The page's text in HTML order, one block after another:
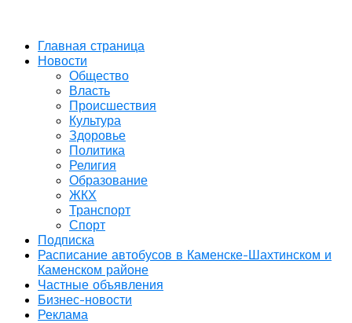
Главная страница
Новости
Общество
Власть
Происшествия
Культура
Здоровье
Политика
Религия
Образование
ЖКХ
Транспорт
Спорт
Подписка
Расписание автобусов в Каменске-Шахтинском и
Каменском районе
Частные объявления
Бизнес-новости
Реклама